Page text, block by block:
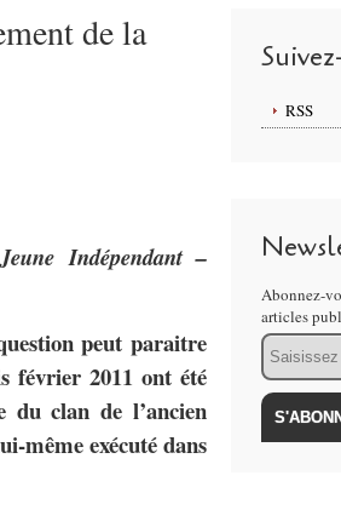
de la
Indépendant –
peut paraitre
février 2011 ont été
du clan de l’ancien
même exécuté dans
RSS
Abonnez-
articles
Email